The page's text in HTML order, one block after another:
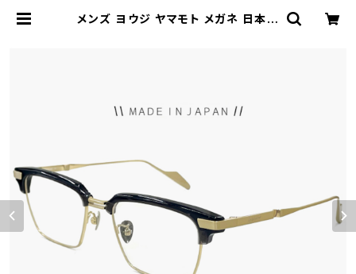
メンズ ヨウジ ヤマモト メガネ 日本製